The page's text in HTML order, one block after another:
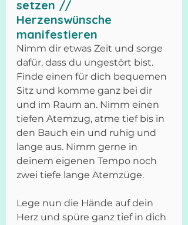
setzen //
Herzenswünsche
manifestieren
Nimm dir etwas Zeit und sorge
dafür, dass du ungestört bist.
Finde einen für dich bequemen
Sitz und komme ganz bei dir
und im Raum an. Nimm einen
tiefen Atemzug, atme tief bis in
den Bauch ein und ruhig und
lange aus. Nimm gerne in
deinem eigenen Tempo noch
zwei tiefe lange Atemzüge.
Lege nun die Hände auf dein
Herz und spüre ganz tief in dich